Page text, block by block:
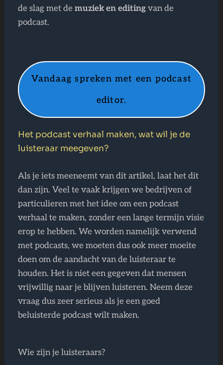
de slag met demuziek en editingvan de
podcast.
Vandaag spreken met een podcast
editor.
Het podcast verhaal maken, wat wil je de
luisteraar meegeven?
Als je iets meeneemt van dit artikel, laat het dit
dan zijn. Veel te vaak krijgen we bedrijven of
particulieren met het idee om een podcast
verhaal te maken, zonder een lange termijn visie
erop te hebben. We worden namelijk verwend
met podcasts, we moeten dus ook meer moeite
doen om de aandacht van de luisteraar te
houden. Het is niet een gegeven dat mensen
vrijwillig naar je blijven luisteren. Neem deze
vraag dus zeer serieus als je een goed
beluisterde podcast wilt maken.
Wie zijn je luisteraars?